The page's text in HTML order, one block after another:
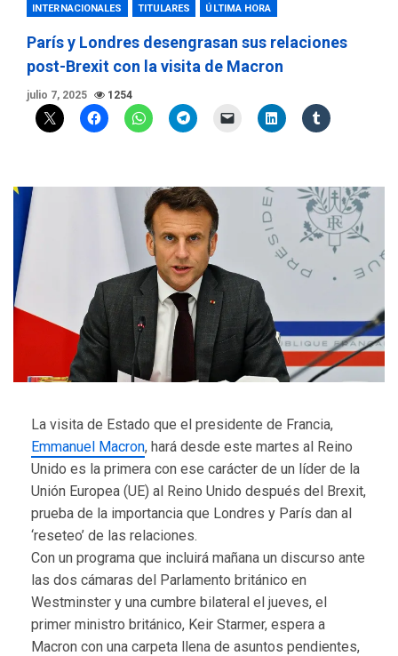
INTERNACIONALES TITULARES ÚLTIMA HORA
París y Londres desengrasan sus relaciones
post-Brexit con la visita de Macron
julio 7, 2025 1254
La visita de Estado que el presidente de Francia,
Emmanuel Macron, hará desde este martes al Reino
Unido es la primera con ese carácter de un líder de la
Unión Europea (UE) al Reino Unido después del Brexit,
prueba de la importancia que Londres y París dan al
‘reseteo’ de las relaciones.
Con un programa que incluirá mañana un discurso ante
las dos cámaras del Parlamento británico en
Westminster y una cumbre bilateral el jueves, el
primer ministro británico, Keir Starmer, espera a
Macron con una carpeta llena de asuntos pendientes,